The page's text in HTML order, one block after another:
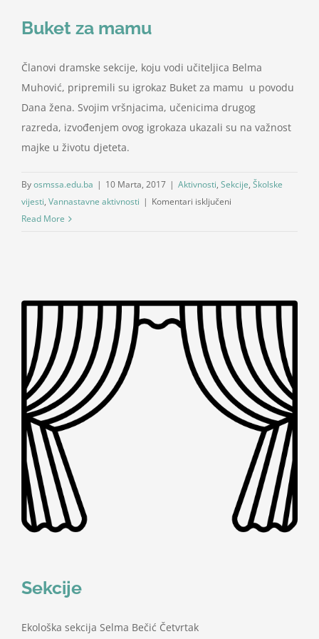
Buket za mamu
Članovi dramske sekcije, koju vodi učiteljica Belma
Muhović, pripremili su igrokaz Buket za mamu u povodu
Dana žena. Svojim vršnjacima, učenicima drugog
razreda, izvođenjem ovog igrokaza ukazali su na važnost
majke u životu djeteta.
Byosmssa.edu.ba | 10 Marta, 2017 | Aktivnosti, Sekcije, Školske
vijesti, Vannastavne aktivnosti | Komentari isključeni
Read More
Sekcije
Ekološka sekcija Selma Bečić Četvrtak